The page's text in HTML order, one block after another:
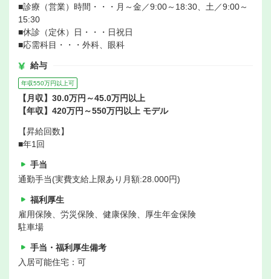
■診療（営業）時間・・・月～金／9:00～18:30、土／9:00～
15:30
■休診（定休）日・・・日祝日
■応需科目・・・外科、眼科
給与
年収550万円以上可
【月収】30.0万円～45.0万円以上
【年収】420万円～550万円以上 モデル
【昇給回数】
■年1回
手当
通勤手当(実費支給上限あり月額:28.000円)
福利厚生
雇用保険、労災保険、健康保険、厚生年金保険
駐車場
手当・福利厚生備考
入居可能住宅：可